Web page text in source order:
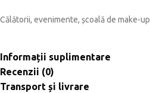
Călătorii, evenimente, școală de make-up
Informații suplimentare
Recenzii (0)
Transport și livrare